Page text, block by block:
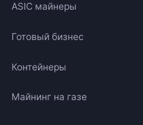
ASIC майнеры
Готовый бизнес
Контейнеры
Майнинг на газе